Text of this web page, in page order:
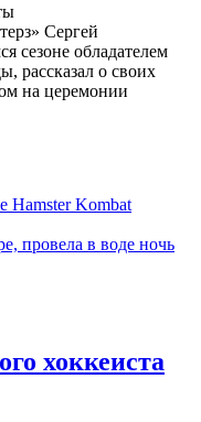
Сергей
сезоне обладателем
рассказал о своих
на церемонии
Hamster Kombat
провела в воде ночь
хоккеиста